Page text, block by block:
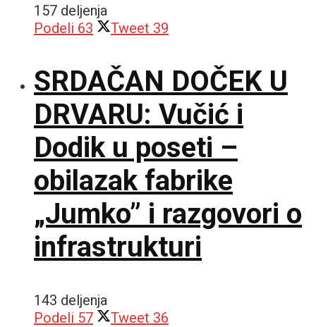
157 deljenja
Podeli 63 Tweet 39
SRDAČAN DOČEK U
DRVARU: Vučić i
Dodik u poseti –
obilazak fabrike
„Jumko” i razgovori o
infrastrukturi
143 deljenja
Podeli 57 Tweet 36